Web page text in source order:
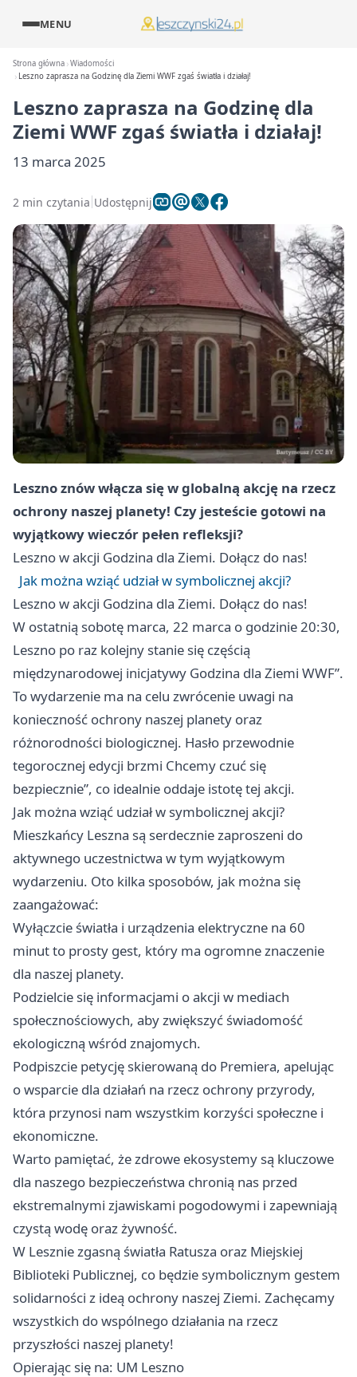
MENU
Strona główna Wiadomości
Leszno zaprasza na Godzinę dla Ziemi WWF zgaś światła i działaj!
Leszno zaprasza na Godzinę dla
Ziemi WWF zgaś światła i działaj!
13 marca 2025
2 min czytania Udostępnij
Lesznoznów włącza się w globalną akcję na rzecz
ochrony naszej planety! Czy jesteście gotowi na
wyjątkowy wieczór pełen refleksji?
Lesznow akcji Godzina dla Ziemi. Dołącz do nas!
Jak można wziąć udział w symbolicznej akcji?
Lesznow akcji Godzina dla Ziemi. Dołącz do nas!
W ostatnią sobotę marca, 22 marca o godzinie 20:30,
Leszno po raz kolejny stanie się częścią
międzynarodowej inicjatywy Godzina dla Ziemi WWF”.
To wydarzenie ma na celu zwrócenie uwagi na
konieczność ochrony naszej planety oraz
różnorodności biologicznej. Hasło przewodnie
tegorocznej edycji brzmi Chcemy czuć się
bezpiecznie”, co idealnie oddaje istotę tej akcji.
Jak można wziąć udział w symbolicznej akcji?
Mieszkańcy Leszna są serdecznie zaproszeni do
aktywnego uczestnictwa w tym wyjątkowym
wydarzeniu. Oto kilka sposobów, jak można się
zaangażować:
Wyłączcie światła i urządzenia elektryczne na 60
minut to prosty gest, który ma ogromne znaczenie
dla naszej planety.
Podzielcie się informacjami o akcji w mediach
społecznościowych, aby zwiększyć świadomość
ekologiczną wśród znajomych.
Podpiszcie petycję skierowaną do Premiera, apelując
o wsparcie dla działań na rzecz ochrony przyrody,
która przynosi nam wszystkim korzyści społeczne i
ekonomiczne.
Warto pamiętać, że zdrowe ekosystemy są kluczowe
dla naszego bezpieczeństwa chronią nas przed
ekstremalnymi zjawiskami pogodowymi i zapewniają
czystą wodę oraz żywność.
W Lesznie zgasną światła Ratusza oraz Miejskiej
Biblioteki Publicznej, co będzie symbolicznym gestem
solidarności z ideą ochrony naszej Ziemi. Zachęcamy
wszystkich do wspólnego działania na rzecz
przyszłości naszej planety!
Opierając się na: UM Leszno